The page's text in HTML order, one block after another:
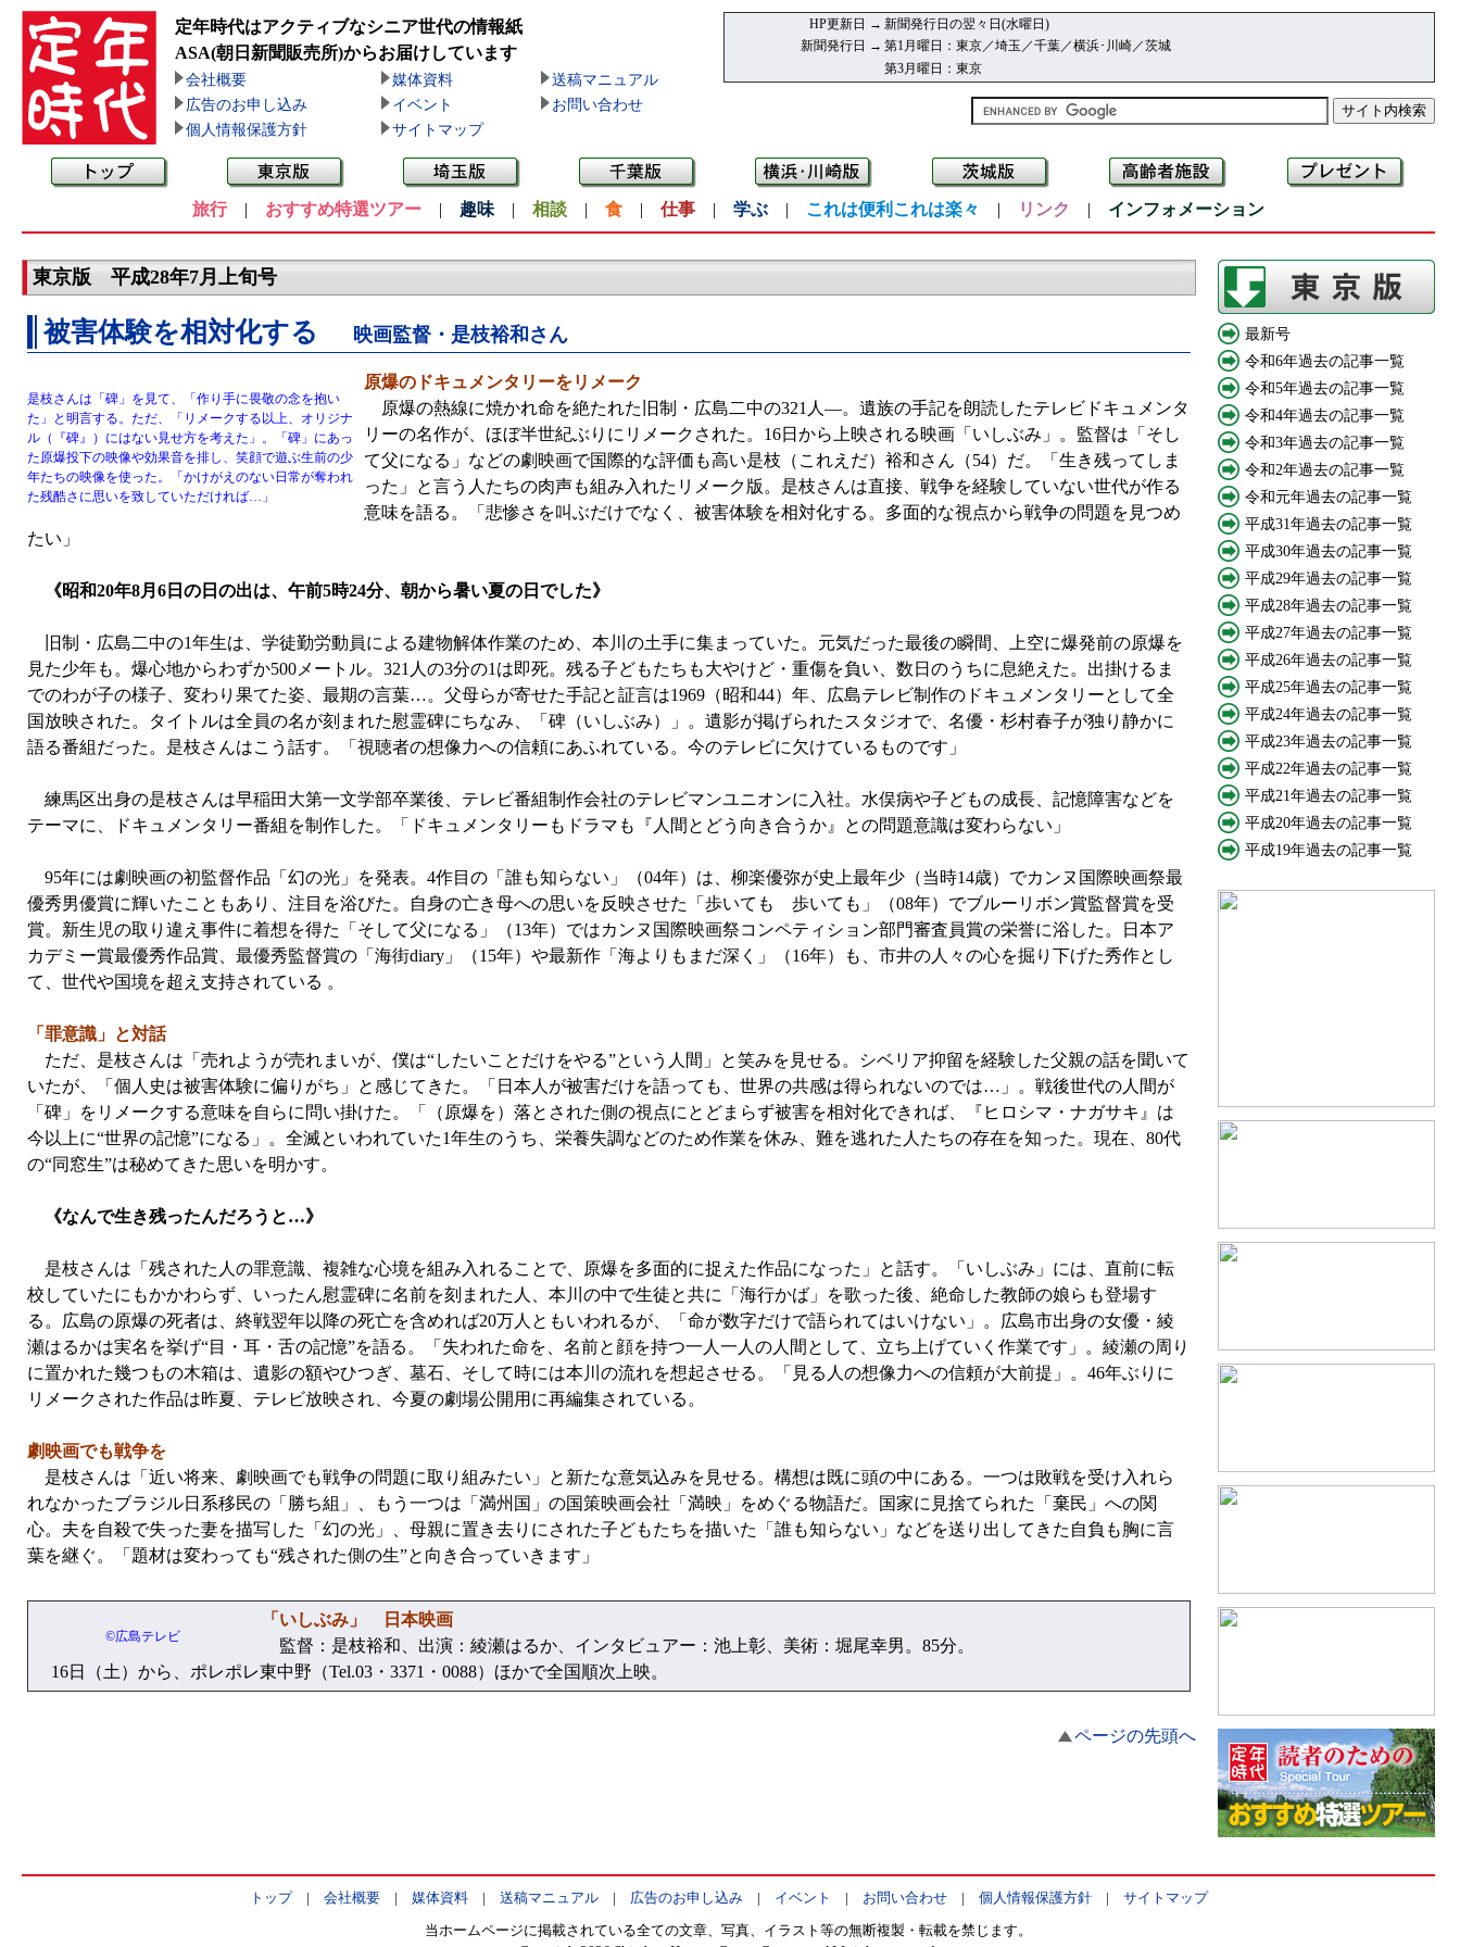
定年時代はアクティブなシニア世代の情報紙
ASA(朝日新聞販売所)からお届けしています
会社概要 媒体資料
送稿マニュアル
広告のお申し込み
イベント
お問い合わせ
個人情報保護方針
サイトマップ
HP更新日 → 新聞発行日の翌々日(水曜日)
新聞発行日 → 第1月曜日：東京／埼玉／千葉／横浜･川崎／茨城
第3月曜日：東京
旅行| おすすめ特選ツアー | 趣味 | 相談 | 食 | 仕事 | 学ぶ | これは便利これは楽々 | リンク | インフォメーション
東京版 平成28年7月上旬号
被害体験を相対化する 映画監督・是枝裕和さん
是枝さんは「碑」を見て、「作り手に畏敬の念を抱い
た」と明言する。ただ、「リメークする以上、オリジナ
ル（『碑』）にはない見せ方を考えた」。「碑」にあっ
た原爆投下の映像や効果音を排し、笑顔で遊ぶ生前の少
年たちの映像を使った。「かけがえのない日常が奪われ
た残酷さに思いを致していただければ…」
原爆のドキュメンタリーをリメーク
原爆の熱線に焼かれ命を絶たれた旧制・広島二中の321人—。遺族の手記を朗読したテレビドキュメンタ
リーの名作が、ほぼ半世紀ぶりにリメークされた。16日から上映される映画「いしぶみ」。監督は「そし
て父になる」などの劇映画で国際的な評価も高い是枝（これえだ）裕和さん（54）だ。「生き残ってしま
った」と言う人たちの肉声も組み入れたリメーク版。是枝さんは直接、戦争を経験していない世代が作る
意味を語る。「悲惨さを叫ぶだけでなく、被害体験を相対化する。多面的な視点から戦争の問題を見つめ
たい」
《昭和20年8月6日の日の出は、午前5時24分、朝から暑い夏の日でした》
旧制・広島二中の1年生は、学徒勤労動員による建物解体作業のため、本川の土手に集まっていた。元気だった最後の瞬間、上空に爆発前の原爆を
見た少年も。爆心地からわずか500メートル。321人の3分の1は即死。残る子どもたちも大やけど・重傷を負い、数日のうちに息絶えた。出掛けるま
でのわが子の様子、変わり果てた姿、最期の言葉…。父母らが寄せた手記と証言は1969（昭和44）年、広島テレビ制作のドキュメンタリーとして全
国放映された。タイトルは全員の名が刻まれた慰霊碑にちなみ、「碑（いしぶみ）」。遺影が掲げられたスタジオで、名優・杉村春子が独り静かに
語る番組だった。是枝さんはこう話す。「視聴者の想像力への信頼にあふれている。今のテレビに欠けているものです」
練馬区出身の是枝さんは早稲田大第一文学部卒業後、テレビ番組制作会社のテレビマンユニオンに入社。水俣病や子どもの成長、記憶障害などを
テーマに、ドキュメンタリー番組を制作した。「ドキュメンタリーもドラマも『人間とどう向き合うか』との問題意識は変わらない」
95年には劇映画の初監督作品「幻の光」を発表。4作目の「誰も知らない」（04年）は、柳楽優弥が史上最年少（当時14歳）でカンヌ国際映画祭最
優秀男優賞に輝いたこともあり、注目を浴びた。自身の亡き母への思いを反映させた「歩いても 歩いても」（08年）でブルーリボン賞監督賞を受
賞。新生児の取り違え事件に着想を得た「そして父になる」（13年）ではカンヌ国際映画祭コンペティション部門審査員賞の栄誉に浴した。日本ア
カデミー賞最優秀作品賞、最優秀監督賞の「海街diary」（15年）や最新作「海よりもまだ深く」（16年）も、市井の人々の心を掘り下げた秀作とし
て、世代や国境を超え支持されている 。
「罪意識」と対話
ただ、是枝さんは「売れようが売れまいが、僕は“したいことだけをやる”という人間」と笑みを見せる。シベリア抑留を経験した父親の話を聞いて
いたが、「個人史は被害体験に偏りがち」と感じてきた。「日本人が被害だけを語っても、世界の共感は得られないのでは…」。戦後世代の人間が
「碑」をリメークする意味を自らに問い掛けた。「（原爆を）落とされた側の視点にとどまらず被害を相対化できれば、『ヒロシマ・ナガサキ』は
今以上に“世界の記憶”になる」。全滅といわれていた1年生のうち、栄養失調などのため作業を休み、難を逃れた人たちの存在を知った。現在、80代
の“同窓生”は秘めてきた思いを明かす。
《なんで生き残ったんだろうと…》
是枝さんは「残された人の罪意識、複雑な心境を組み入れることで、原爆を多面的に捉えた作品になった」と話す。「いしぶみ」には、直前に転
校していたにもかかわらず、いったん慰霊碑に名前を刻まれた人、本川の中で生徒と共に「海行かば」を歌った後、絶命した教師の娘らも登場す
る。広島の原爆の死者は、終戦翌年以降の死亡を含めれば20万人ともいわれるが、「命が数字だけで語られてはいけない」。広島市出身の女優・綾
瀬はるかは実名を挙げ“目・耳・舌の記憶”を語る。「失われた命を、名前と顔を持つ一人一人の人間として、立ち上げていく作業です」。綾瀬の周り
に置かれた幾つもの木箱は、遺影の額やひつぎ、墓石、そして時には本川の流れを想起させる。「見る人の想像力への信頼が大前提」。46年ぶりに
リメークされた作品は昨夏、テレビ放映され、今夏の劇場公開用に再編集されている。
劇映画でも戦争を
是枝さんは「近い将来、劇映画でも戦争の問題に取り組みたい」と新たな意気込みを見せる。構想は既に頭の中にある。一つは敗戦を受け入れら
れなかったブラジル日系移民の「勝ち組」、もう一つは「満州国」の国策映画会社「満映」をめぐる物語だ。国家に見捨てられた「棄民」への関
心。夫を自殺で失った妻を描写した「幻の光」、母親に置き去りにされた子どもたちを描いた「誰も知らない」などを送り出してきた自負も胸に言
葉を継ぐ。「題材は変わっても“残された側の生”と向き合っていきます」
©広島テレビ
「いしぶみ」 日本映画
監督：是枝裕和、出演：綾瀬はるか、インタビュアー：池上彰、美術：堀尾幸男。85分。
16日（土）から、ポレポレ東中野（Tel.03・3371・0088）ほかで全国順次上映。
ページの先頭へ
最新号
令和6年過去の記事一覧
令和5年過去の記事一覧
令和4年過去の記事一覧
令和3年過去の記事一覧
令和2年過去の記事一覧
令和元年過去の記事一覧
平成31年過去の記事一覧
平成30年過去の記事一覧
平成29年過去の記事一覧
平成28年過去の記事一覧
平成27年過去の記事一覧
平成26年過去の記事一覧
平成25年過去の記事一覧
平成24年過去の記事一覧
平成23年過去の記事一覧
平成22年過去の記事一覧
平成21年過去の記事一覧
平成20年過去の記事一覧
平成19年過去の記事一覧
トップ| 会社概要| 媒体資料| 送稿マニュアル| 広告のお申し込み| イベント | お問い合わせ| 個人情報保護方針| サイトマップ
当ホームページに掲載されている全ての文章、写真、イラスト等の無断複製・転載を禁じます。